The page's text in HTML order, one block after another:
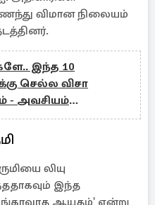
விமான நிலையம்
இந்த 10
செல்ல விசா
- அவசியம்
லியு
இந்த
ஆயுதம்' என்று